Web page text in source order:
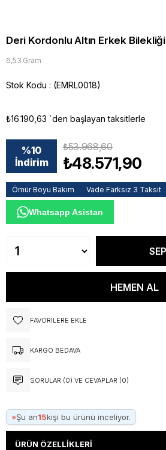
Deri Kordonlu Altın Erkek Bilekliği
6,53 Gram
Stok Kodu (EMRL0018)
₺16.190,63 `den başlayan taksitlerle
%10
İndirim
₺53.968,60
₺48.571,90
Ömür Boyu Bakım Vade Farksız 3 Taksit
Whatsapp Asistan
FAVORILERE EKLE
KARGO BEDAVA
SORULAR (0) VE CEVAPLAR (0)
●Şu an15kişi bu ürünü inceliyor.
ÜRÜN ÖZELLIKLERI